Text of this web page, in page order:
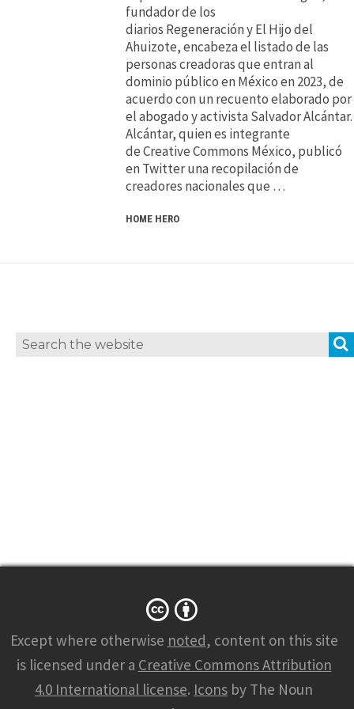
fundador de los
diarios Regeneración y El Hijo del
Ahuizote, encabeza el listado de las
personas creadoras que entran al
dominio público en México en 2023, de
acuerdo con un recuento elaborado por
el abogado y activista Salvador Alcántar.
Alcántar, quien es integrante
de Creative Commons México, publicó
en Twitter una recopilación de
creadores nacionales que …
HOME HERO
Search
Except where otherwise noted, content on this site
is licensed under a Creative Commons Attribution
4.0 International license. Icons by The Noun